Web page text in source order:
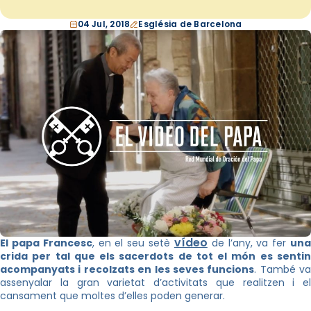
04 Jul, 2018 Església de Barcelona
El papa Francesc, en el seu setè vídeo de l’any, va fer una
crida per tal que els sacerdots de tot el món es sentin
acompanyats i recolzats en les seves funcions. També va
assenyalar la gran varietat d’activitats que realitzen i el
cansament que moltes d’elles poden generar.